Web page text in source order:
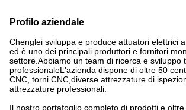
Profilo aziendale
Chenglei sviluppa e produce attuatori elettrici
ed è uno dei principali produttori e fornitori
settore.Abbiamo un team di ricerca e sviluppo
professionaleL'azienda dispone di oltre 50
CNC, torni CNC,diverse attrezzature di
attrezzature professionali.
Il nostro portafoglio completo di prodotti e